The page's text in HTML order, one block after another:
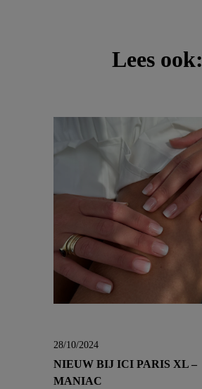
Lees ook:
28/10/2024
NIEUW BIJ ICI PARIS XL –
MANIAC